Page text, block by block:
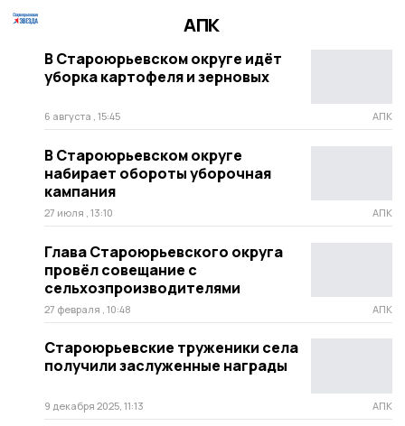
АПК
В Староюрьевском округе идёт
уборка картофеля и зерновых
6 августа , 15:45 АПК
В Староюрьевском округе
набирает обороты уборочная
кампания
27 июля , 13:10 АПК
Глава Староюрьевского округа
провёл совещание с
сельхозпроизводителями
27 февраля , 10:48 АПК
Староюрьевские труженики села
получили заслуженные награды
9 декабря 2025, 11:13 АПК